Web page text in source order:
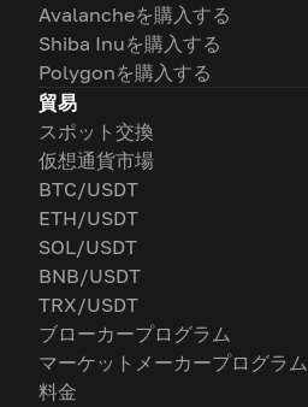
Avalancheを購入する
Shiba Inuを購入する
Polygonを購入する
貿易
スポット交換
仮想通貨市場
BTC/USDT
ETH/USDT
SOL/USDT
BNB/USDT
TRX/USDT
ブローカープログラム
マーケットメーカープログラム
料金